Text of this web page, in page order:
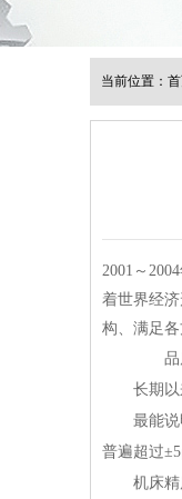
当前位置：
2001～
着世界经
构、满足
品
长期以来
最能说明
普遍超过
机床精度